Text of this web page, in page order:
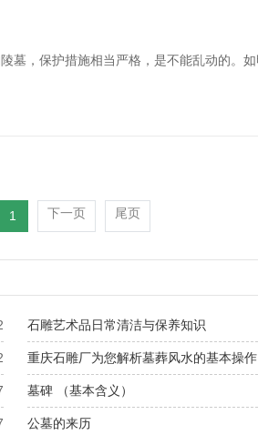
墓，保护措施相当严格，是不能乱动的。
1 下一页 尾页
石雕艺术品日常清洁与保养知识
重庆石雕厂为您解析墓葬风水的基本操作
墓碑 （基本含义）
公墓的来历